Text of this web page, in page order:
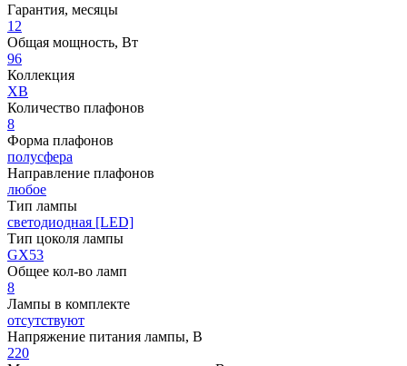
Гарантия, месяцы
12
Общая мощность, Вт
96
Коллекция
XB
Количество плафонов
8
Форма плафонов
полусфера
Направление плафонов
любое
Тип лампы
светодиодная [LED]
Тип цоколя лампы
GX53
Общее кол-во ламп
8
Лампы в комплекте
отсутствуют
Напряжение питания лампы, В
220